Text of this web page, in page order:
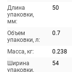
Длина
упаковки,
мм:
50
Объем
упаковки, л:
0.7
Масса, кг:
0.238
Ширина
упаковки,
54